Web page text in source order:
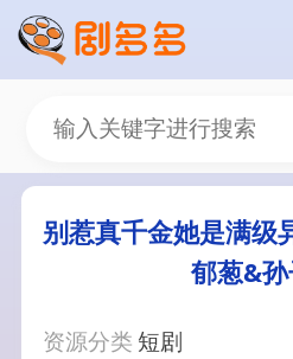
别惹真千金她是满级
郁葱&
资源分类 短剧